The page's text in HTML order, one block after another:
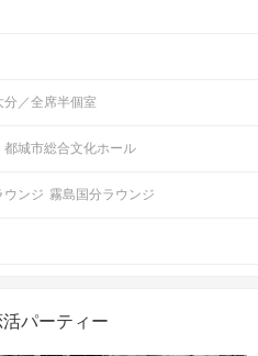
分／全席半個室
都城市総合文化ホール
ウンジ 霧島国分ラウンジ
パーティー